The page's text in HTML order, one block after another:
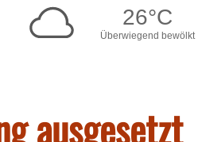
ausgesetzt